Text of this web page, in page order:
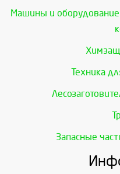
Машины и оборудование
Техника
Запасные